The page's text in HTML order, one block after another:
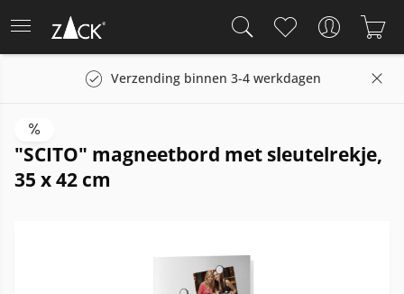
Verzending binnen 3-4 werkdagen
"SCITO" magneetbord met sleutelrekje,
35 x 42 cm